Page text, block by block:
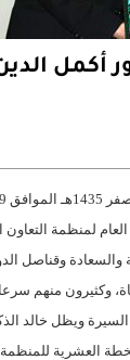
أكمل
لمنظمة التعاون
وقناصل
وكثيرون منهم
ويظل خالد
العشرية